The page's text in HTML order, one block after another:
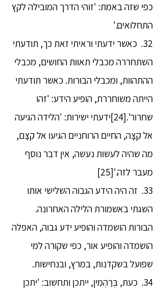
כפי שזה באמת: 'זוהי הדרך המובילה לקץ
התחלואים.'
32. כאשר ידעתי וראיתי זאת כך, תודעתי
השתחררה מכבלי תאוות החושים, מכבלי
ההתהוות, ומכבלי הבורות. כאשר תודעתי
הייתה משוחררת, הופיע הידע: 'זהו
שחרור'.[24]ידעתי ישירות: 'הלידה הגיעה
אל קִצָּהּ, החיים הרוחניים הגיעו אל קִצָּם,
מה שהיה לעשות נעשה, אין דבר נוסף
מעבר לזה.'[25]
33. זה היה הידע הגבוה השלישי אותו
השגתי באשמורת הלילה האחרונה.
הבורות הושמדה והופיע ידע גבוה, האפלה
הושמדה והופיע אור, כפי שקורה למי
שפועל בשקדנות, במרץ, ובנחישות.
34. כעת, בְּרַהְמִין, ייתכן ותחשוב: 'יתכן